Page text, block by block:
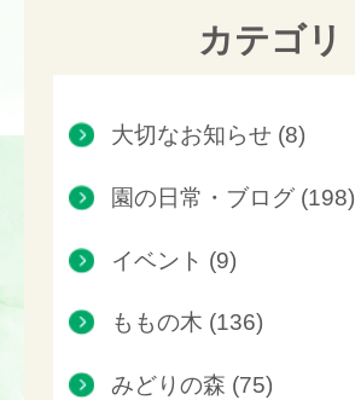
カテゴリ
大切なお知らせ (8)
園の日常・ブログ (198)
イベント (9)
ももの木 (136)
みどりの森 (75)